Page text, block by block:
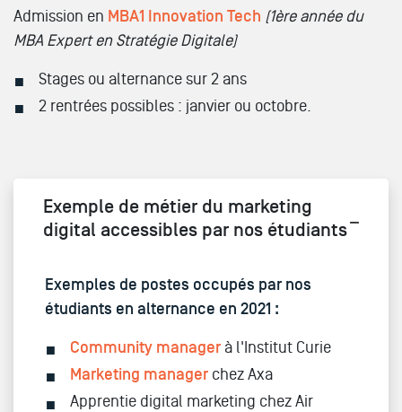
Admission en MBA1 Innovation Tech (1ère année du
MBA Expert en Stratégie Digitale)
Stages ou alternance sur 2 ans
2 rentrées possibles : janvier ou octobre.
Exemple de métier du marketing
digital accessibles par nos étudiants
Exemples de postes occupés par nos
étudiants en alternance en 2021 :
Community manager à l'Institut Curie
Marketing manager chez Axa
Apprentie digital marketing chez Air